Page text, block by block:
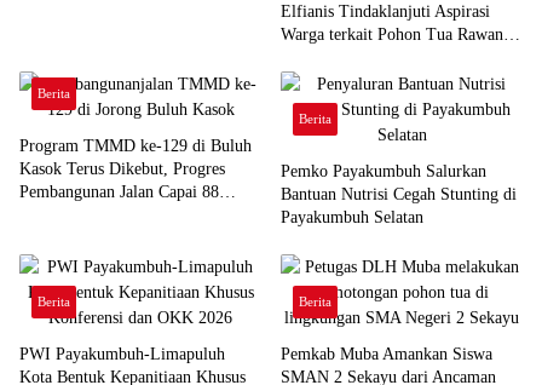
Elfianis Tindaklanjuti Aspirasi
Warga terkait Pohon Tua Rawan
Berita
Program TMMD ke-129 di Buluh
Kasok Terus Dikebut, Progres
Pembangunan Jalan Capai 88
Berita
Pemko Payakumbuh Salurkan
Bantuan Nutrisi Cegah Stunting di
Payakumbuh Selatan
Berita
PWI Payakumbuh-Limapuluh
Kota Bentuk Kepanitiaan Khusus
Berita
Pemkab Muba Amankan Siswa
SMAN 2 Sekayu dari Ancaman